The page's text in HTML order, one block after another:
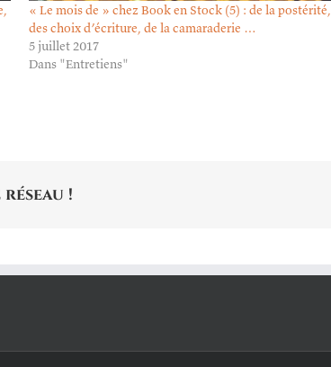
« Le mois de » chez Book en Stock (5) : de la postérité,
des choix d’écriture, de la camaraderie …
5 juillet 2017
Dans "Entretiens"
!